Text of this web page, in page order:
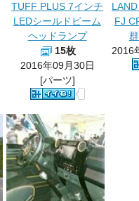
TUFF PLUS 7インチ
LEDシールドビーム
ヘッドランプ
15枚
2016年09月30日
[パーツ]
FJ
2016